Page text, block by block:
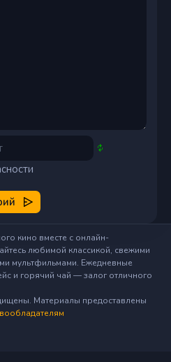
кино вместе с онлайн-
любимой классикой, свежими
мультфильмами. Ежедневные
и горячий чай — залог отличного
Материалы предоставлены